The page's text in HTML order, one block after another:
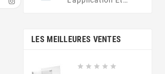
LES MEILLEURES VENTES
    